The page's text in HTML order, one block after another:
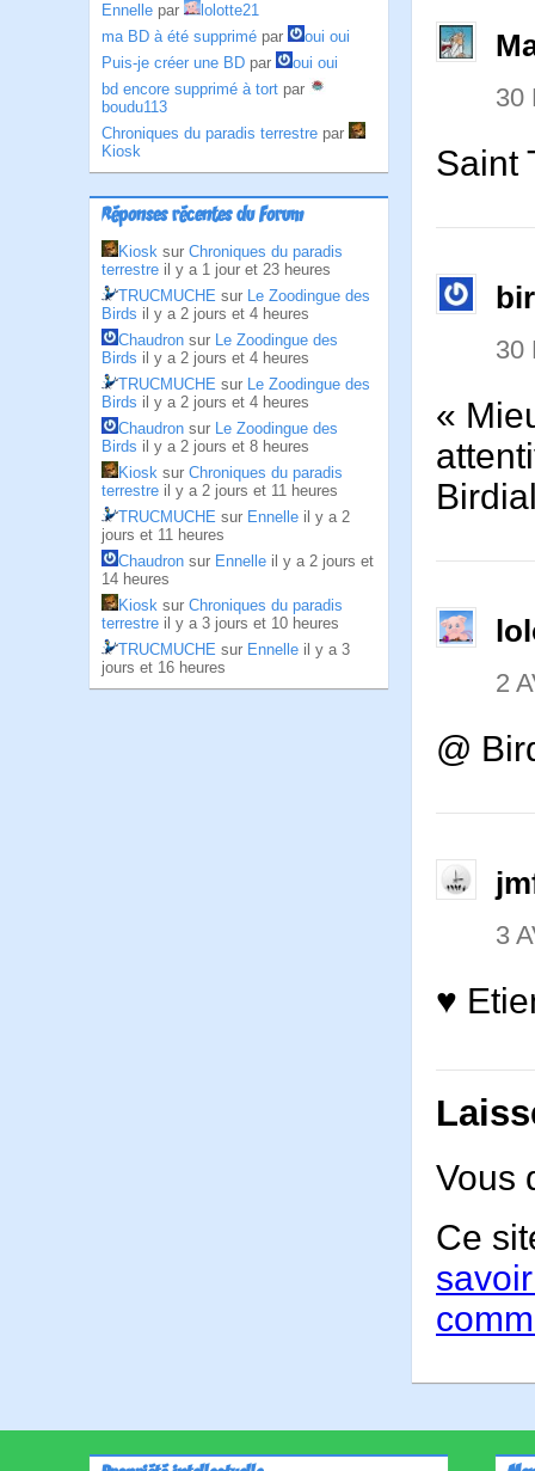
Ennelle par
lolotte21
ma BD à été supprimé par
oui oui
Puis-je créer une BD par
oui oui
bd encore supprimé à tort par
boudu113
Chroniques du paradis terrestre par
Kiosk
Réponses récentes du Forum
Kiosk sur Chroniques du paradis
terrestre il y a 1 jour et 23 heures
TRUCMUCHE sur Le Zoodingue des
Birds il y a 2 jours et 4 heures
Chaudron sur Le Zoodingue des
Birds il y a 2 jours et 4 heures
TRUCMUCHE sur Le Zoodingue des
Birds il y a 2 jours et 4 heures
Chaudron sur Le Zoodingue des
Birds il y a 2 jours et 8 heures
Kiosk sur Chroniques du paradis
terrestre il y a 2 jours et 11 heures
TRUCMUCHE sur Ennelle il y a 2
jours et 11 heures
Chaudron sur Ennelle il y a 2 jours et
14 heures
Kiosk sur Chroniques du paradis
terrestre il y a 3 jours et 10 heures
TRUCMUCHE sur Ennelle il y a 3
jours et 16 heures
30
Saint
30
«
2
@
3
♥
Vous
Ce